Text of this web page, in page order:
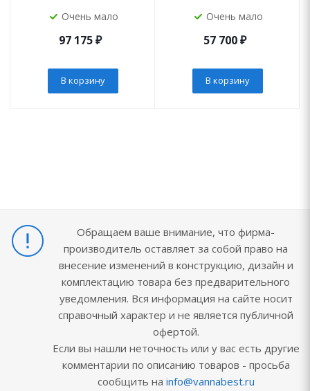
Очень мало
97 175₽
В корзину
Очень мало
57 700₽
В корзину
Обращаем ваше внимание, что фирма-
производитель оставляет за собой право на
внесение изменений в конструкцию, дизайн и
комплектацию товара без предварительного
уведомления. Вся информация на сайте носит
справочный характер и не является публичной
офертой.
Если вы нашли неточность или у вас есть другие
комментарии по описанию товаров - просьба
сообщить на info@vannabest.ru